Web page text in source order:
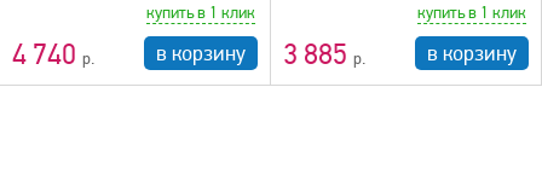
4 740
купить в 1 клик
в корзину 3 885
купить в 1 клик
в корзину